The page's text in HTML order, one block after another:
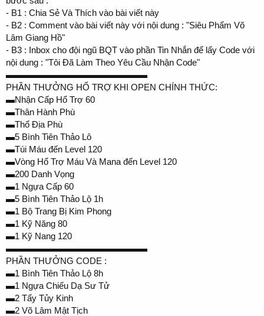
- B1 : Chia Sẻ Và Thích vào bài viết này
- B2 : Comment vào bài viết này với nội dung : "Siêu Phẩm Võ
Lâm Giang Hồ"
- B3 : Inbox cho đội ngũ BQT vào phần Tin Nhắn để lấy Code với
nội dung : "Tôi Đã Làm Theo Yêu Cầu Nhận Code"
▬▬▬▬▬▬▬▬▬▬▬▬▬▬▬▬
PHẦN THƯỞNG HỔ TRỢ KHI OPEN CHÍNH THỨC:
▬Nhận Cấp Hổ Trợ 60
▬Thân Hành Phù
▬Thổ Địa Phù
▬5 Bình Tiên Thảo Lô
▬Túi Máu đến Level 120
▬Vòng Hổ Trợ Máu Và Mana đến Level 120
▬200 Danh Vọng
▬1 Ngựa Cấp 60
▬5 Bình Tiên Thảo Lộ 1h
▬1 Bộ Trang Bị Kim Phong
▬1 Kỹ Năng 80
▬1 Kỹ Nang 120
▬▬▬▬▬▬▬▬▬▬▬▬▬▬▬▬
PHẦN THƯỞNG CODE :
▬1 Bình Tiên Thảo Lộ 8h
▬1 Ngựa Chiếu Dạ Sư Tử
▬2 Tẩy Tủy Kinh
▬2 Võ Lâm Mật Tịch